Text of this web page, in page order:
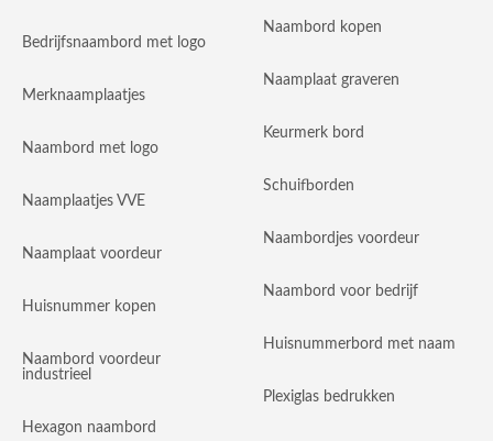
Bedrijfsnaambord met logo
Merknaamplaatjes
Naambord met logo
Naamplaatjes VVE
Naamplaat voordeur
Huisnummer kopen
Naambord voordeur
industrieel
Hexagon naambord
Naambord kopen
Naamplaat graveren
Keurmerk bord
Schuifborden
Naambordjes voordeur
Naambord voor bedrijf
Huisnummerbord met naam
Plexiglas bedrukken